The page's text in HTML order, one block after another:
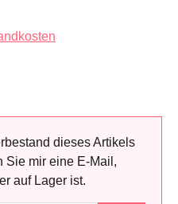
dieses Artikels
Sie mir eine E-Mail,
auf Lager ist.